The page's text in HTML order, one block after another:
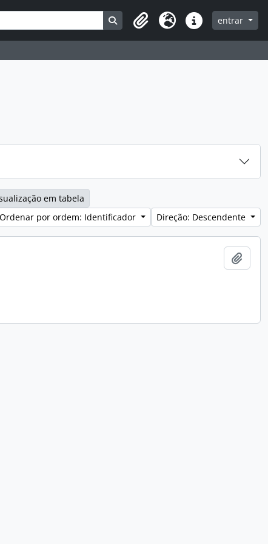
Search in browse page
Clipboard
Idioma Ligações rápidas
entrar
em tabela
Ordenar por ordem: Identificador
Direção: Descendente